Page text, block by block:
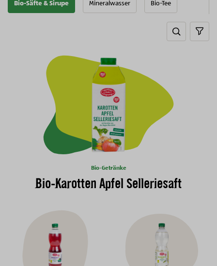
Bio-Säfte & Sirupe Mineralwasser Bio-Tee
Search
Bio-Getränke
Bio-Karotten Apfel Selleriesaft